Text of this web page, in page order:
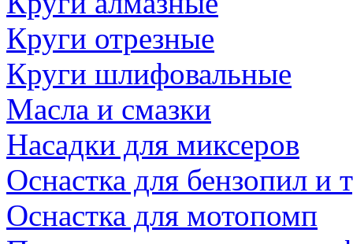
Круги отрезные
Круги шлифовальные
Масла и смазки
Насадки для миксеров
Оснастка для бензопил и
Оснастка для мотопомп